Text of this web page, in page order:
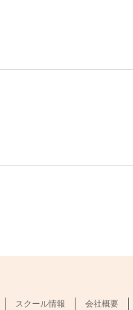
スクール情報 会社概要